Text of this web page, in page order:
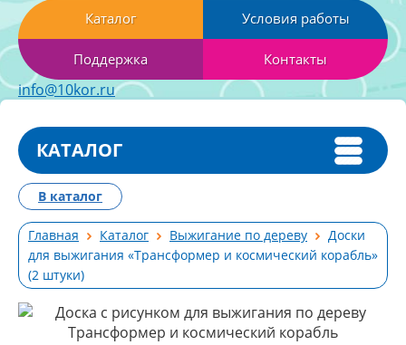
Каталог Условия работы
Поддержка Контакты
info@10kor.ru
КАТАЛОГ
Главная Каталог Выжигание по дереву
Доски
для выжигания «Трансформер и космический корабль»
(2 штуки)
В каталог